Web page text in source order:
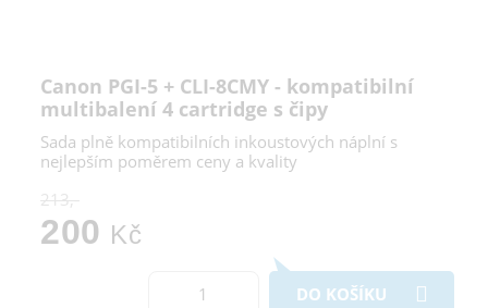
Canon PGI-5 + CLI-8CMY - kompatibilní
multibalení 4 cartridge s čipy
Sada plně kompatibilních inkoustových náplní s
nejlepším poměrem ceny a kvality
213,-
200 Kč
DO KOŠÍKU